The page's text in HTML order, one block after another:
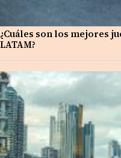
¿Cuáles son los mejores
LATAM?